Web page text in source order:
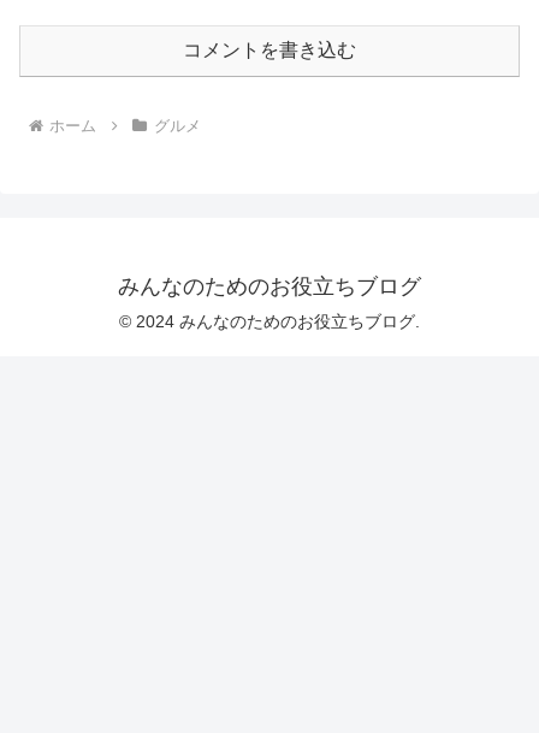
コメントを書き込む
ホーム グルメ
みんなのためのお役立ちブログ
© 2024 みんなのためのお役立ちブログ.